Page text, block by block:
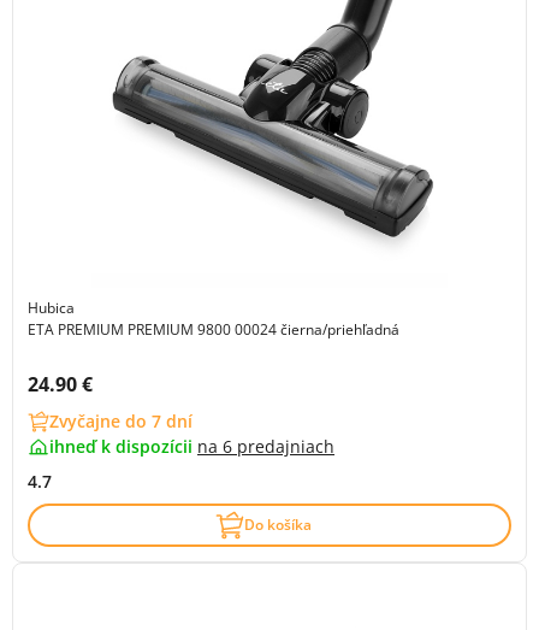
Hubica
ETA PREMIUM PREMIUM 9800 00024 čierna/priehľadná
Cena s DPH:
24.90 €
Zvyčajne do 7 dní
ihneď k dispozícii na 6 predajniach
4.7
Do košíka